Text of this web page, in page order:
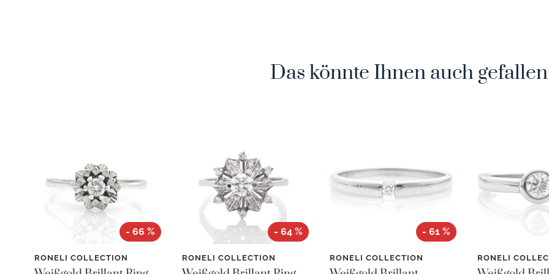
Das könnte Ihnen auch
- 66 %
RONELI COLLECTION
- 64 %
RONELI COLLECTION
- 61 %
RONELI COLLECTION RONELI